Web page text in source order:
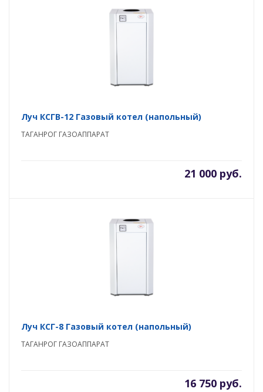
Луч КСГВ-12 Газовый котел (напольный)
ТАГАНРОГ ГАЗОАППАРАТ
21 000 руб.
Луч КСГ-8 Газовый котел (напольный)
ТАГАНРОГ ГАЗОАППАРАТ
16 750 руб.